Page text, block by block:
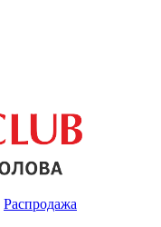
Распродажа